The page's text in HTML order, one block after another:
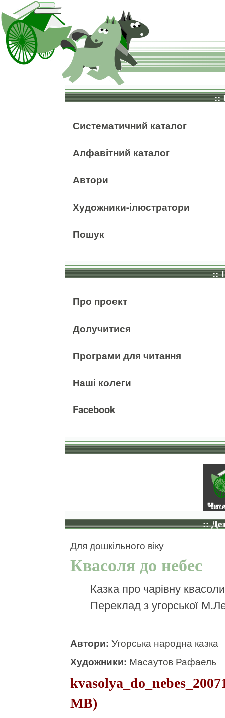
::
Систематичний каталог
Алфавітний каталог
Автори
Художники-ілюстратори
Пошук
::
Про проект
Долучитися
Програми для читання
Наші колеги
Facebook
::
Для дошкільного віку
Квасоля до небес
Казка про чарівну
Переклад з угорської
Автори: Угорська народна казка
Художники: Масаутов Рафаель
МВ)